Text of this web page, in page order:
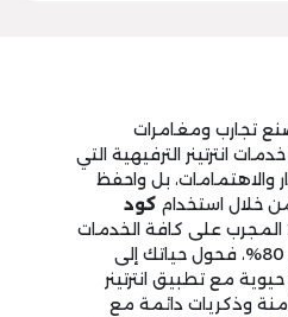
تجارب ومغامرات
انترتينر الترفيهية التي
والاهتمامات، بل واحفظ
خلال استخدام كود
المجرب على كافة الخدمات
بخصومات تصل حتى 80%، فحول حياتك إلى
مع تطبيق انترتينر
وذكريات دائمة مع